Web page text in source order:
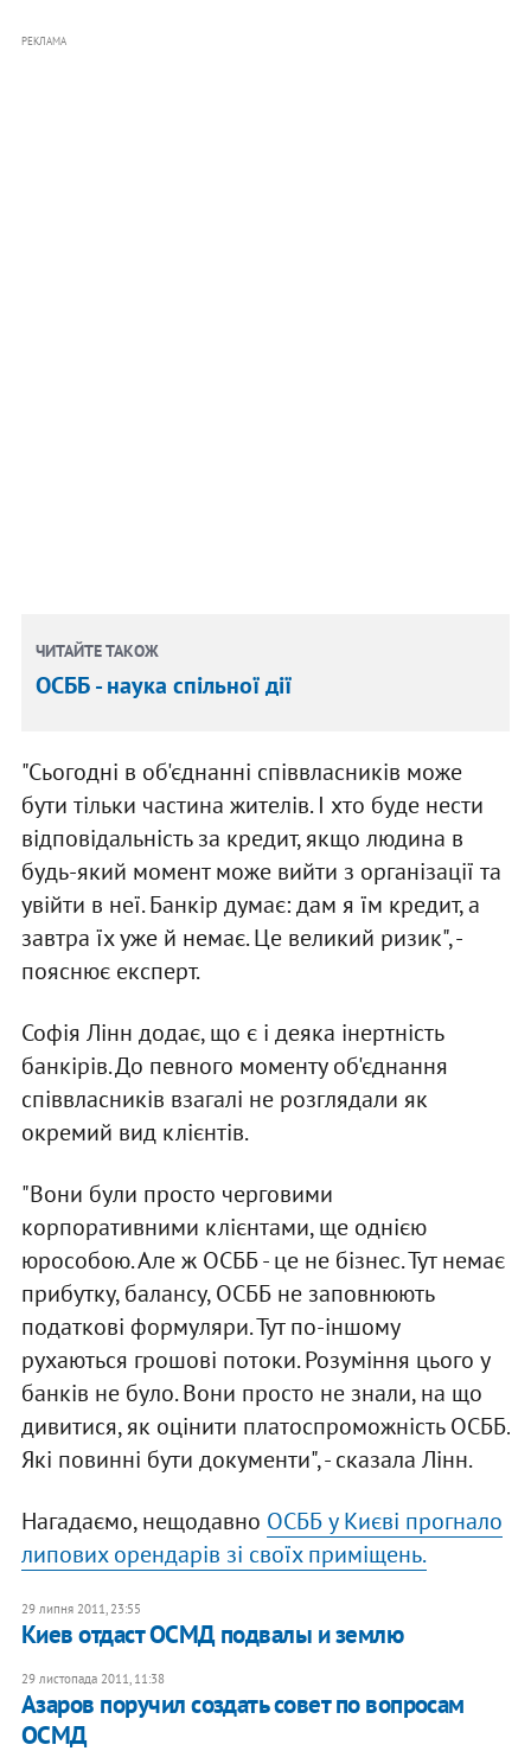
РЕКЛАМА
ЧИТАЙТЕ ТАКОЖ
ОСББ - наука спільної дії
"Сьогодні в об'єднанні співвласників може
бути тільки частина жителів. І хто буде нести
відповідальність за кредит, якщо людина в
будь-який момент може вийти з організації та
увійти в неї. Банкір думає: дам я їм кредит, а
завтра їх уже й немає. Це великий ризик", -
пояснює експерт.
Софія Лінн додає, що є і деяка інертність
банкірів. До певного моменту об'єднання
співвласників взагалі не розглядали як
окремий вид клієнтів.
"Вони були просто черговими
корпоративними клієнтами, ще однією
юрособою. Але ж ОСББ - це не бізнес. Тут немає
прибутку, балансу, ОСББ не заповнюють
податкові формуляри. Тут по-іншому
рухаються грошові потоки. Розуміння цього у
банків не було. Вони просто не знали, на що
дивитися, як оцінити платоспроможність ОСББ.
Які повинні бути документи", - сказала Лінн.
Нагадаємо, нещодавно ОСББ у Києві прогнало
липових орендарів зі своїх приміщень.
29 липня 2011, 23:55
Киев отдаст ОСМД подвалы и землю
29 листопада 2011, 11:38
Азаров поручил создать совет по вопросам
ОСМД